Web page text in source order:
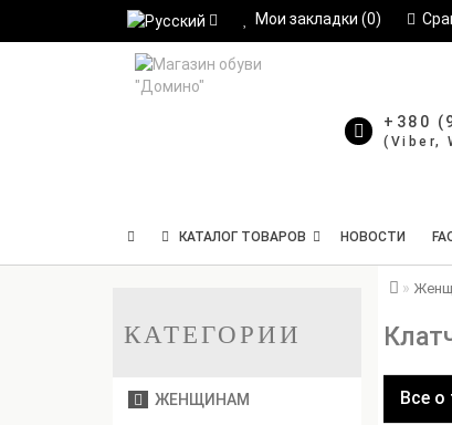
Мои закладки (0)
+380
КАТАЛОГ ТОВАРОВ НОВОСТИ
КАТЕГОРИИ
ЖЕНЩИНАМ Все о